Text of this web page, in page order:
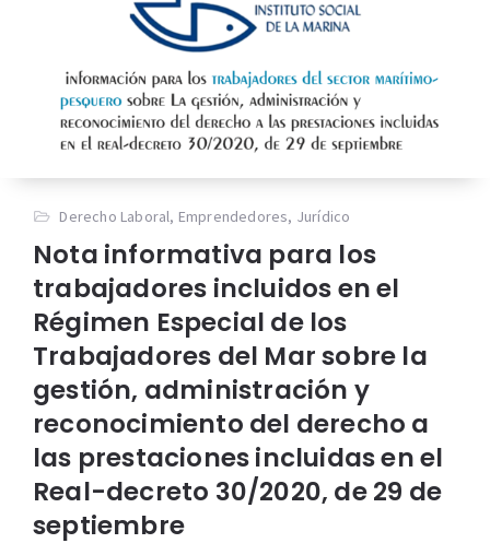
Derecho Laboral, Emprendedores, Jurídico
Nota informativa para los
trabajadores incluidos en el
Régimen Especial de los
Trabajadores del Mar sobre la
gestión, administración y
reconocimiento del derecho a
las prestaciones incluidas en el
Real-decreto 30/2020, de 29 de
septiembre